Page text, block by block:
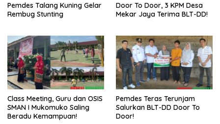
Pemdes Talang Kuning Gelar
Rembug Stunting
Door To Door, 3 KPM Desa
Mekar Jaya Terima BLT-DD!
Class Meeting, Guru dan OSIS
SMAN I Mukomuko Saling
Beradu Kemampuan!
Pemdes Teras Terunjam
Salurkan BLT-DD Door To
Door!